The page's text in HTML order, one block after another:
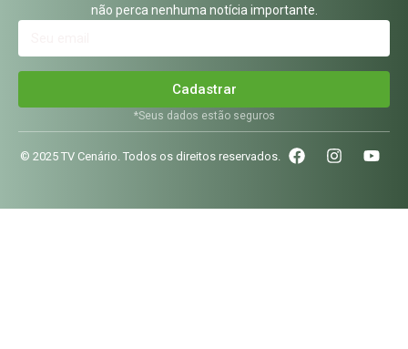
não perca nenhuma notícia importante.
Cadastrar
*Seus dados estão seguros
© 2025 TV Cenário. Todos os direitos reservados.